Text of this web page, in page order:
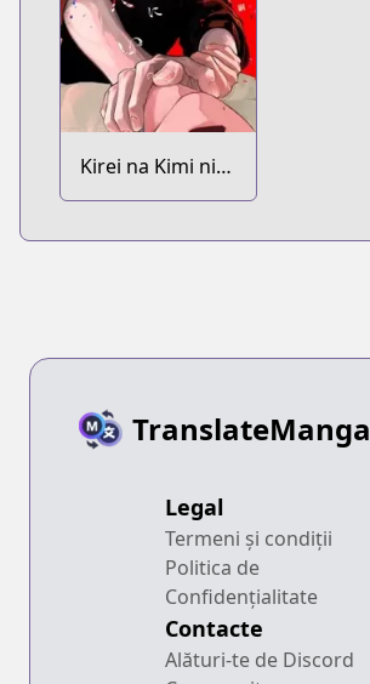
Kirei na Kimi ni
Korosaretai.
TranslateManga
Legal
Termeni și condiții
Politica de
Confidențialitate
Contacte
Alături-te de Discord